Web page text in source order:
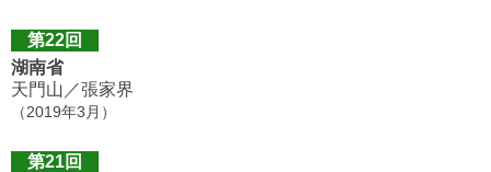
第22回
湖南省
天門山／張家界
（2019年3月）
第21回